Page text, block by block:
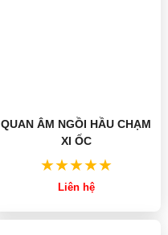
QUAN ÂM NGỒI HẦU CHẠM
XI ỐC
Liên hệ